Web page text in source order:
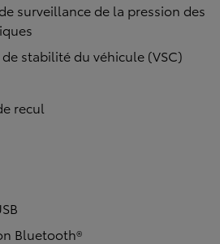
surveillance de la pression des
stabilité du véhicule (VSC)
recul
Bluetooth®